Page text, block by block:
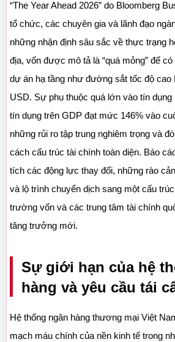
“The Year Ahead 2026” do Bloomberg
tổ chức, các chuyên gia và lãnh đạo
những nhận định sâu sắc về thực trạng
địa, vốn được mô tả là “quá mỏng” để
dự án hạ tầng như đường sắt tốc độ cao
USD. Sự phụ thuộc quá lớn vào tín
tín dụng trên GDP đạt mức 146% vào
những rủi ro tập trung nghiêm trọng và
cách cấu trúc tài chính toàn diện. Báo
tích các động lực thay đổi, những rào
và lộ trình chuyển dịch sang một cấu
trường vốn và các trung tâm tài chính
tăng trưởng mới.
Sự giới hạn của hệ
hàng và yêu cầu tái
Hệ thống ngân hàng thương mại Việt
mạch máu chính của nền kinh tế trong